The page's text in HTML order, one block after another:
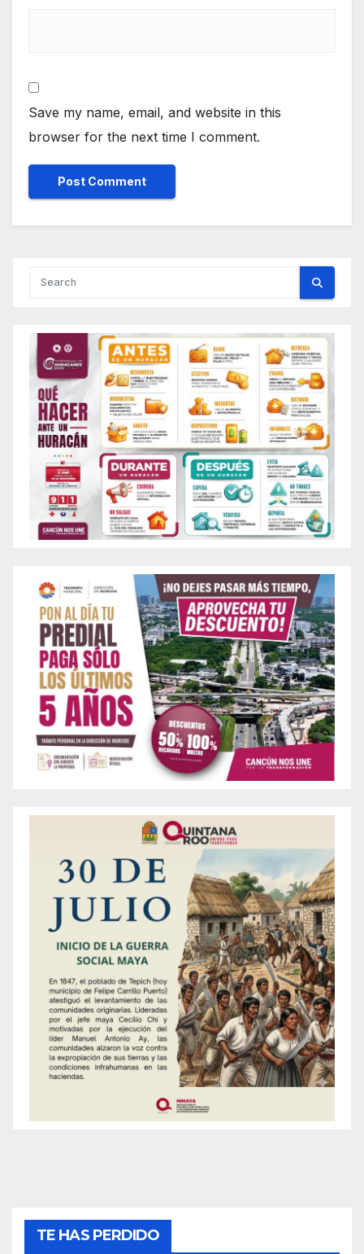
Save my name, email, and website in this
browser for the next time I comment.
TE HAS PERDIDO